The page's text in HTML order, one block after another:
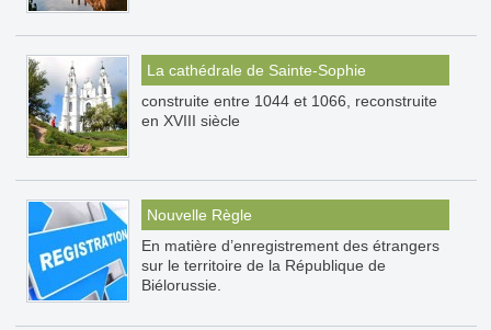
La cathédrale de Sainte-Sophie
construite entre 1044 et 1066, reconstruite
en XVIII siècle
Nouvelle Règle
En matière d’enregistrement des étrangers
sur le territoire de la République de
Biélorussie.